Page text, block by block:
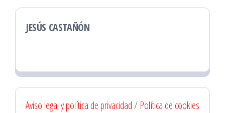
JESÚS CASTAÑÓN
Aviso legal y política de privacidad/ Política de cookies